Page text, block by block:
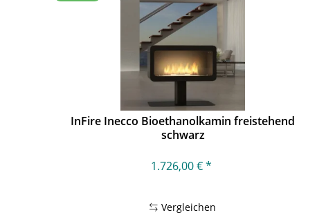
InFire Inecco Bioethanolkamin freistehend
schwarz
1.726,00 € *
Vergleichen